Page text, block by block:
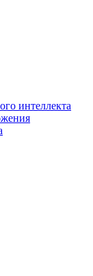
интеллекта